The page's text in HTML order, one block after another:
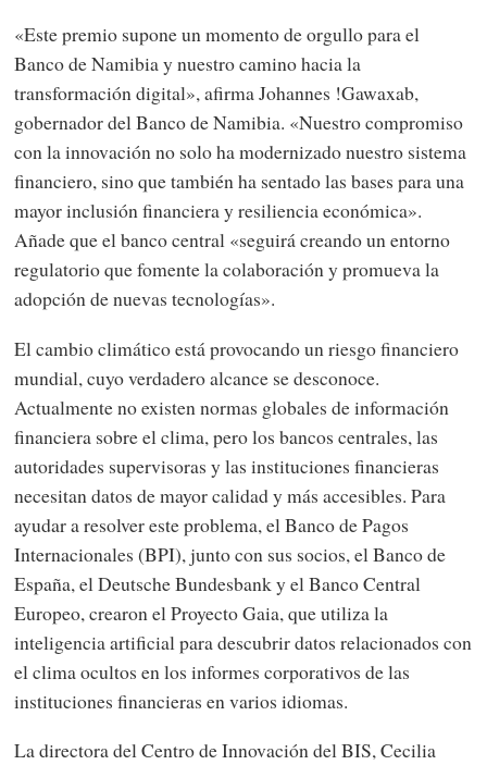
«Este premio supone un momento de orgullo para el
Banco de Namibia y nuestro camino hacia la
transformación digital», afirma Johannes !Gawaxab,
gobernador del Banco de Namibia. «Nuestro compromiso
con la innovación no solo ha modernizado nuestro sistema
financiero, sino que también ha sentado las bases para una
mayor inclusión financiera y resiliencia económica».
Añade que el banco central «seguirá creando un entorno
regulatorio que fomente la colaboración y promueva la
adopción de nuevas tecnologías».
El cambio climático está provocando un riesgo financiero
mundial, cuyo verdadero alcance se desconoce.
Actualmente no existen normas globales de información
financiera sobre el clima, pero los bancos centrales, las
autoridades supervisoras y las instituciones financieras
necesitan datos de mayor calidad y más accesibles. Para
ayudar a resolver este problema, el Banco de Pagos
Internacionales (BPI), junto con sus socios, el Banco de
España, el Deutsche Bundesbank y el Banco Central
Europeo, crearon el Proyecto Gaia, que utiliza la
inteligencia artificial para descubrir datos relacionados con
el clima ocultos en los informes corporativos de las
instituciones financieras en varios idiomas.
La directora del Centro de Innovación del BIS, Cecilia